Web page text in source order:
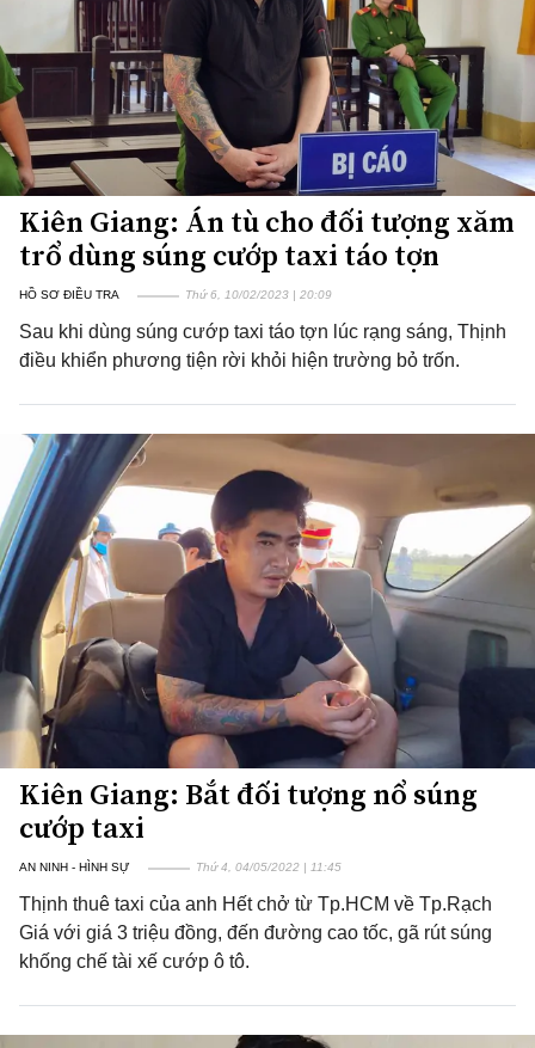
Kiên Giang: Án tù cho đối tượng xăm
trổ dùng súng cướp taxi táo tợn
HỒ SƠ ĐIỀU TRA Thứ 6, 10/02/2023 | 20:09
Sau khi dùng súng cướp taxi táo tợn lúc rạng sáng, Thịnh
điều khiển phương tiện rời khỏi hiện trường bỏ trốn.
Kiên Giang: Bắt đối tượng nổ súng
cướp taxi
AN NINH - HÌNH SỰ Thứ 4, 04/05/2022 | 11:45
Thịnh thuê taxi của anh Hết chở từ Tp.HCM về Tp.Rạch
Giá với giá 3 triệu đồng, đến đường cao tốc, gã rút súng
khống chế tài xế cướp ô tô.